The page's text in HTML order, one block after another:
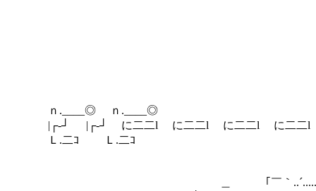
ｎ.____◎
|┌‐┘ |┌‐┘ に二二l に二二l に二二l に二二l
Ｌ.二ｺ
＿ ｢￣｀..´.............ミ､ ＼